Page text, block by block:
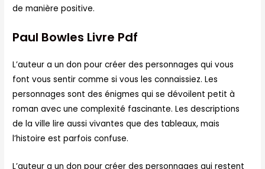
de manière positive.
Paul Bowles Livre Pdf
L’auteur a un don pour créer des personnages qui vous
font vous sentir comme si vous les connaissiez. Les
personnages sont des énigmes qui se dévoilent petit à
roman avec une complexité fascinante. Les descriptions
de la ville lire aussi vivantes que des tableaux, mais
l’histoire est parfois confuse.
L’auteur a un don pour créer des personnages qui restent